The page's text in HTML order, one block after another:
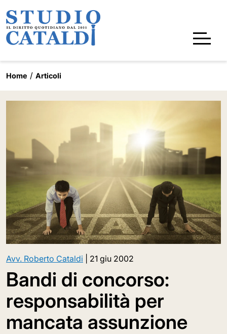
Home Articoli
Avv. Roberto Cataldi 21 giu 2002
Bandi di concorso:
responsabilità per
mancata assunzione